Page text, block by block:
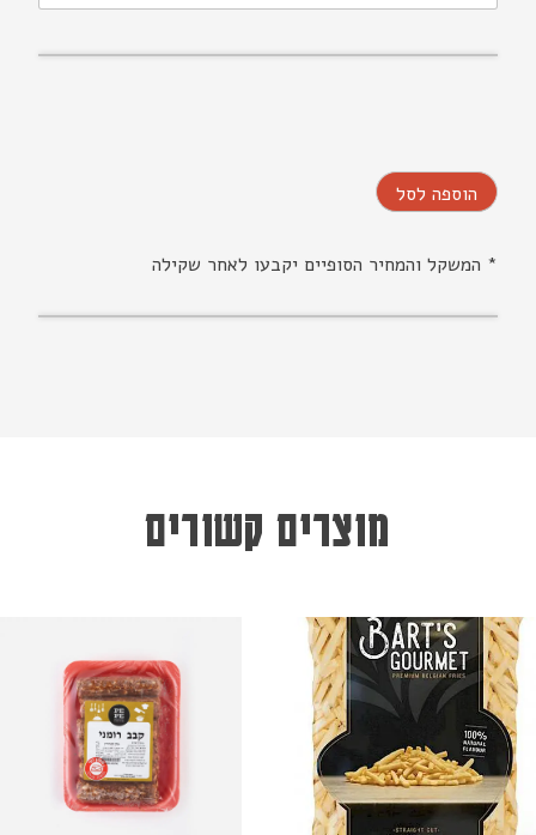
הוספה לסל
* המשקל והמחיר הסופיים יקבעו לאחר שקילה
מוצרים קשורים